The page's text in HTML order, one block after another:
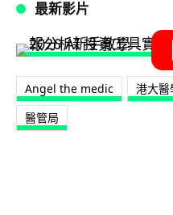
最新影片
Angel the medic 港大醫
醫管局